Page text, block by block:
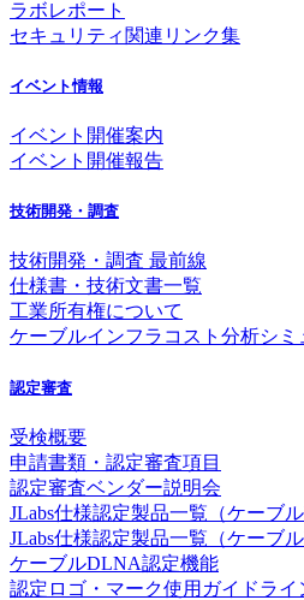
ラボレポート
セキュリティ関連リンク集
イベント情報
イベント開催案内
イベント開催報告
技術開発・調査
技術開発・調査 最前線
仕様書・技術文書一覧
工業所有権について
ケーブルインフラコスト分析シミ
認定審査
受検概要
申請書類・認定審査項目
認定審査ベンダー説明会
JLabs仕様認定製品一覧（ケーブ
JLabs仕様認定製品一覧（ケーブ
ケーブルDLNA認定機能
認定ロゴ・マーク使用ガイドライ